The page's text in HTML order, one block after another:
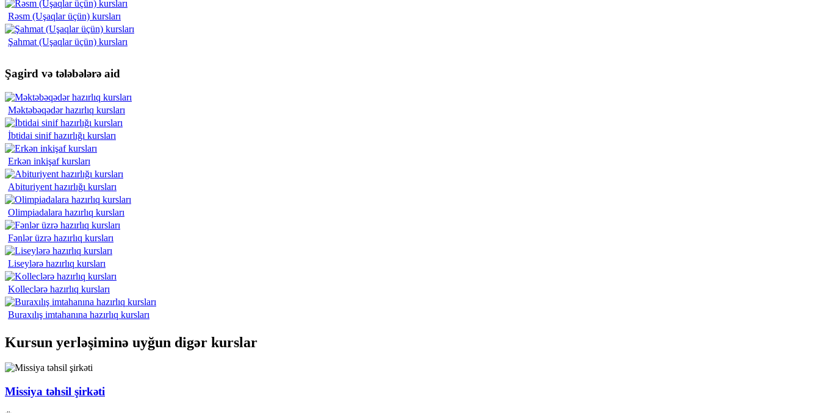
Rəsm (Uşaqlar üçün) kursları
Şahmat (Uşaqlar üçün) kursları
Şagird və tələbələrə aid
Məktəbəqədər hazırlıq kursları
İbtidai sinif hazırlığı kursları
Erkən inkişaf kursları
Abituriyent hazırlığı kursları
Olimpiadalara hazırlıq kursları
Fənlər üzrə hazırlıq kursları
Liseylərə hazırlıq kursları
Kolleclərə hazırlıq kursları
Buraxılış imtahanına hazırlıq kursları
Kursun yerləşiminə uyğun digər kurslar
Missiya təhsil şirkəti